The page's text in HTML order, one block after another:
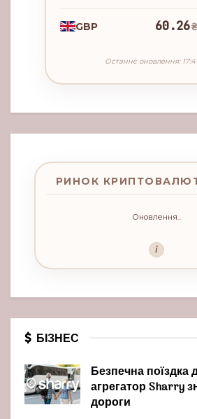
GBP 60.26₴
Останнє оновлення:
РИНОК КРИПТОВАЛЮТ
Оновлення...
i
БІЗНЕС
Безпечна поїздка
агрегатор Sharry
дороги